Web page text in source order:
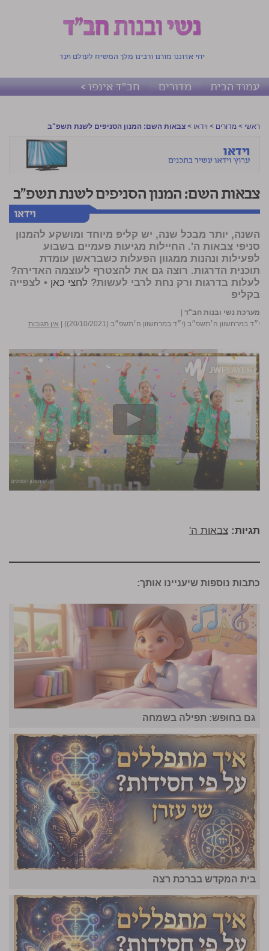
יחי אדוננו מורנו ורבינו מלך המשיח לעולם ועד
עמוד הבית מדורים חב"ד אינפו >
ראשי > מדורים > וידאו > צבאות השם: המנון הסניפים לשנת תשפ"ב
צבאות השם: המנון הסניפים לשנת תשפ"ב
השנה, יותר מבכל שנה, יש קליפ מיוחד ומושקע להמנון
סניפי צבאות ה'. החיילות מגיעות פעמיים בשבוע
לפעילות ונהנות ממגוון הפעלות כשבראשן עומדת
תוכנית הדרגות. רוצה גם את להצטרף לעוצמה האדירה?
לעלות בדרגות ורק נחת לרבי לעשות? לחצי כאן • לצפייה
בקליפ
מערכת נשי ובנות חב"ד |
י״ד במרחשוון ה׳תשפ״ב (י״ד במרחשוון ה׳תשפ״ב (20/10/2021))
| אין תגובות
תגיות: צבאות ה'
כתבות נוספות שיעניינו אותך:
גם בחופש: תפילה בשמחה
בית המקדש בברכת רצה